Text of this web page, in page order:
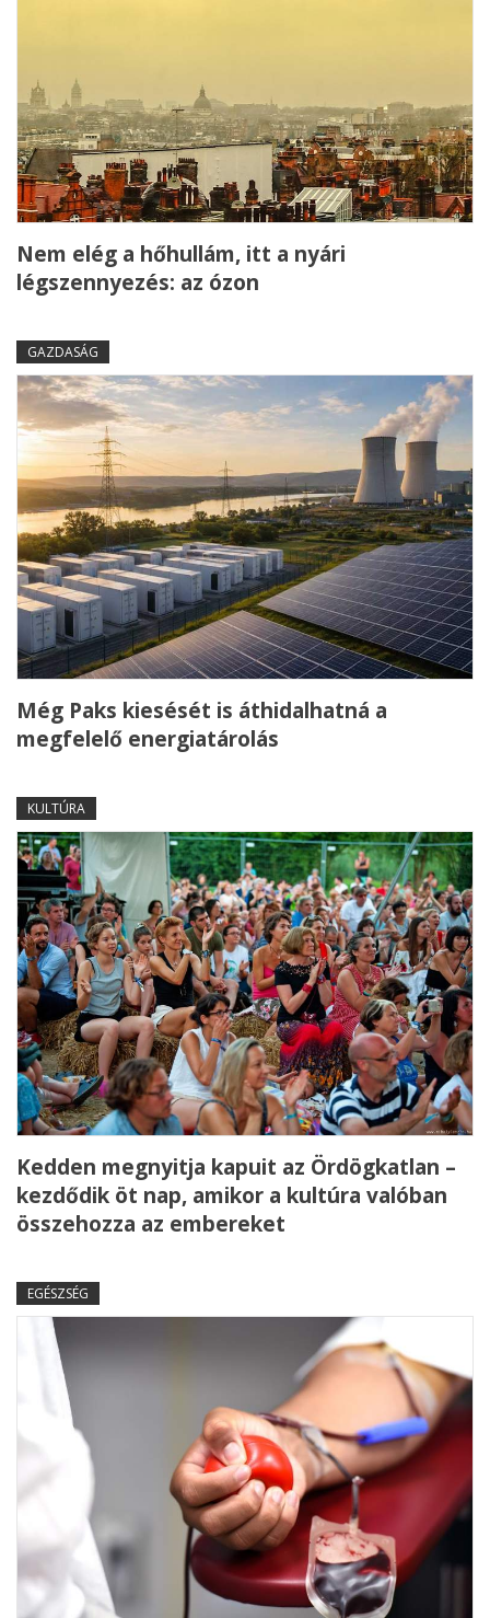
Nem elég a hőhullám, itt a nyári
légszennyezés: az ózon
GAZDASÁG
Még Paks kiesését is áthidalhatná a
megfelelő energiatárolás
KULTÚRA
Kedden megnyitja kapuit az Ördögkatlan –
kezdődik öt nap, amikor a kultúra valóban
összehozza az embereket
EGÉSZSÉG